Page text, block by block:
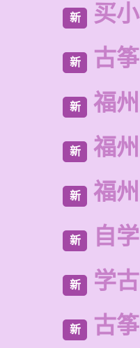
新 买
新 古
新 福
新 福
新 福
新 自
新 学
新 古